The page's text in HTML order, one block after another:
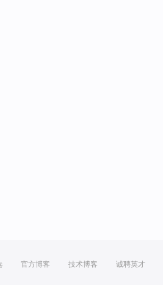
官方博客 技术博客 诚聘英才